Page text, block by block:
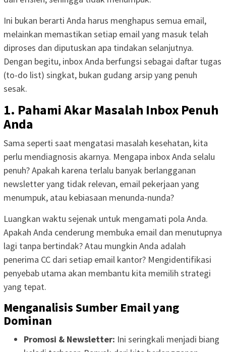
Ini bukan berarti Anda harus menghapus semua email,
melainkan memastikan setiap email yang masuk telah
diproses dan diputuskan apa tindakan selanjutnya.
Dengan begitu, inbox Anda berfungsi sebagai daftar tugas
(to-do list) singkat, bukan gudang arsip yang penuh
sesak.
1. Pahami Akar Masalah Inbox Penuh
Anda
Sama seperti saat mengatasi masalah kesehatan, kita
perlu mendiagnosis akarnya. Mengapa inbox Anda selalu
penuh? Apakah karena terlalu banyak berlangganan
newsletter yang tidak relevan, email pekerjaan yang
menumpuk, atau kebiasaan menunda-nunda?
Luangkan waktu sejenak untuk mengamati pola Anda.
Apakah Anda cenderung membuka email dan menutupnya
lagi tanpa bertindak? Atau mungkin Anda adalah
penerima CC dari setiap email kantor? Mengidentifikasi
penyebab utama akan membantu kita memilih strategi
yang tepat.
Menganalisis Sumber Email yang
Dominan
Promosi & Newsletter: Ini seringkali menjadi biang